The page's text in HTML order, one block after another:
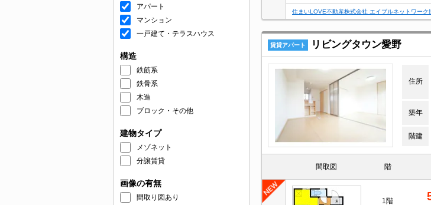
アパート
マンション
一戸建て・テラスハウス
構造
鉄筋系
鉄骨系
木造
ブロック・その他
建物タイプ
メゾネット
分譲賃貸
画像の有無
間取り図あり
住まいLOVE不動産株式会社 エイブルネットワーク
賃貸アパート リビングタウン愛野
住所
築年
階建
間取図 階
1階